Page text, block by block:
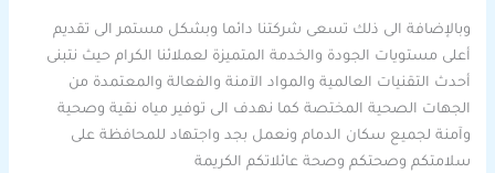
وبالإضافة الى ذلك تسعى شركتنا دائما وبشكل مستمر الى تقديم
أعلى مستويات الجودة والخدمة المتميزة لعملائنا الكرام حيث نتبنى
أحدث التقنيات العالمية والمواد الآمنة والفعالة والمعتمدة من
الجهات الصحية المختصة كما نهدف الى توفير مياه نقية وصحية
وآمنة لجميع سكان الدمام ونعمل بجد واجتهاد للمحافظة على
سلامتكم وصحتكم وصحة عائلاتكم الكريمة